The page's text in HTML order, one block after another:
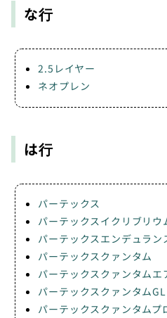
な行
2.5レイヤー
ネオプレン
は行
パーテックス
パーテックスイクリブリウ
パーテックスエンデュラン
パーテックスクァンタム
パーテックスクァンタムエ
パーテックスクァンタムGL
パーテックスクァンタムプ